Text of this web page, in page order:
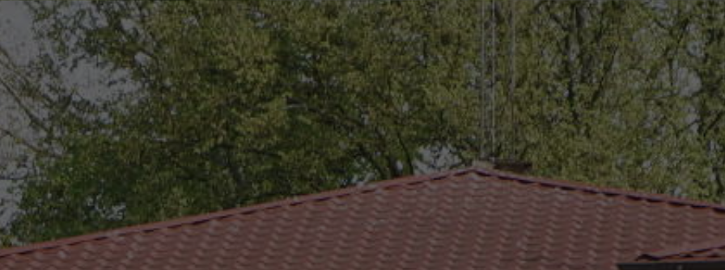
(0-25) 755 41 01 urzad_gminy@wojcieszkow.pl